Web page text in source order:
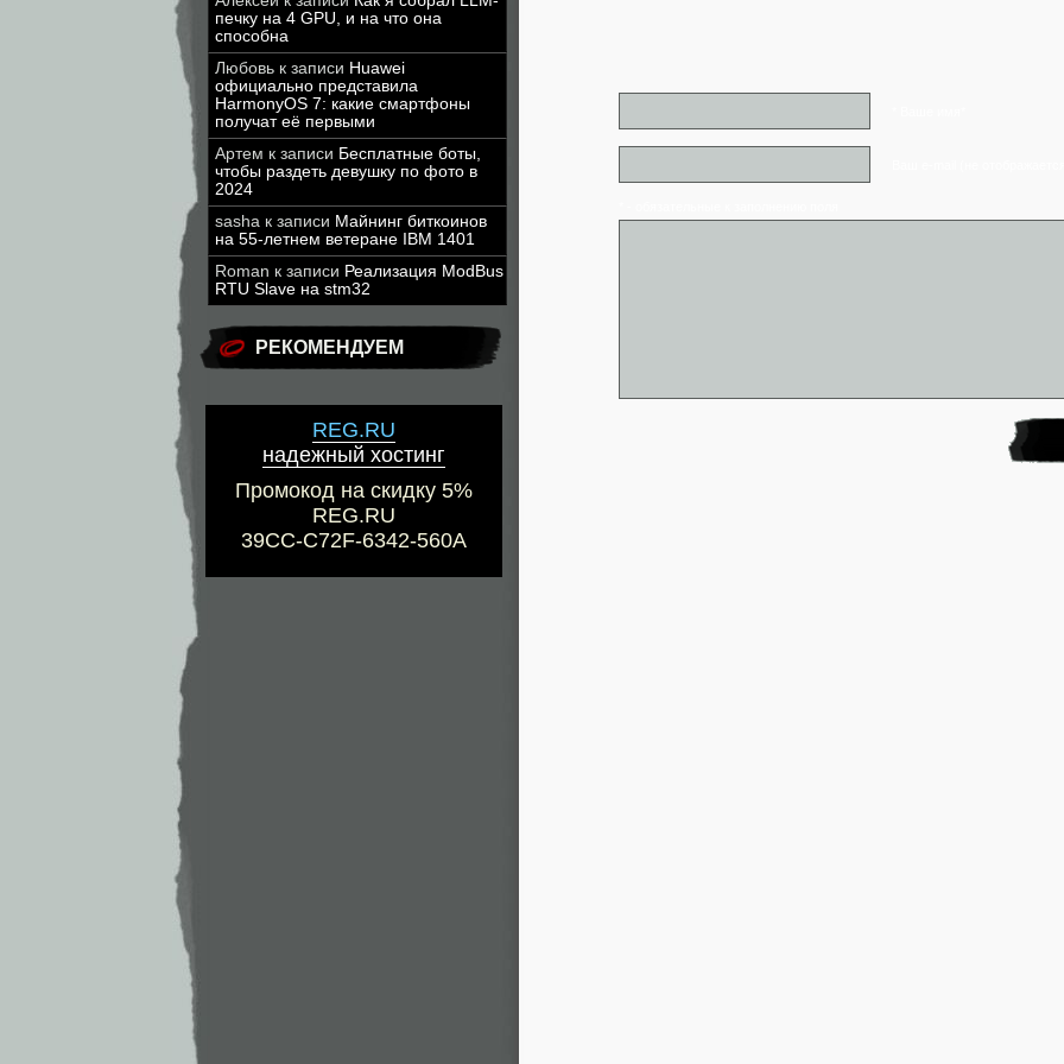
печку на 4 GPU, и на что она
способна
Любовь к записи Huawei
официально представила
HarmonyOS 7: какие смартфоны
получат её первыми
Артем к записи Бесплатные боты,
чтобы раздеть девушку по фото в
2024
sasha к записи Майнинг биткоинов
на 55-летнем ветеране IBM 1401
Roman к записи Реализация ModBus
RTU Slave на stm32
РЕКОМЕНДУЕМ
REG.RU
надежный хостинг
Промокод на скидку 5%
REG.RU
39CC-C72F-6342-560A